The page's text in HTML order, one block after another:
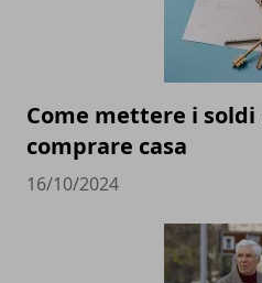
Come mettere i
comprare casa
16/10/2024